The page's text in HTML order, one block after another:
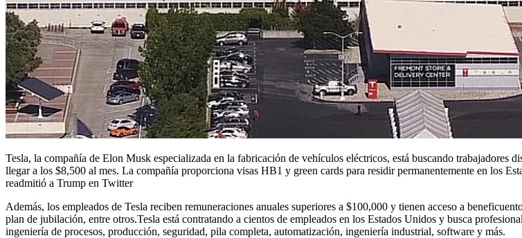
Tesla, la compañía de Elon Musk especializada en la fabricación de vehículos eléctricos, está buscando trabajadores
llegar a los $8,500 al mes. La compañía proporciona visas HB1 y green cards para residir permanentemente en los
readmitió a Trump en Twitter
Además, los empleados de Tesla reciben remuneraciones anuales superiores a $100,000 y tienen acceso a
plan de jubilación, entre otros.Tesla está contratando a cientos de empleados en los Estados Unidos y busca
ingeniería de procesos, producción, seguridad, pila completa, automatización, ingeniería industrial, software y más.